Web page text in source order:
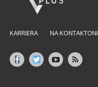
KARRIERA NA KONTAKTONI